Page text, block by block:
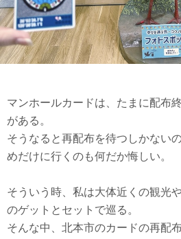
マンホールカードは、たまに配布
がある。
そうなると再配布を待つしかない
めだけに行くのも何だか悔しい。
そういう時、私は大体近くの観光
のゲットとセットで巡る。
そんな中、北本市のカードの再配